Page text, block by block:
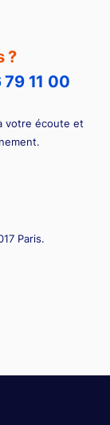
?
11 00
votre écoute et
Paris.